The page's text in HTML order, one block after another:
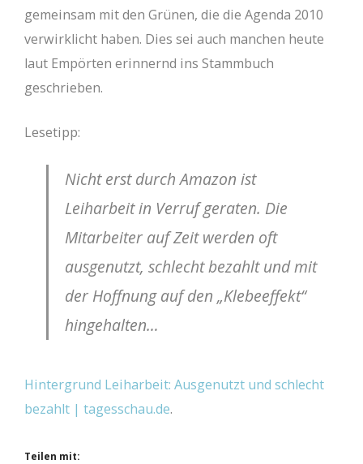
gemeinsam mit den Grünen, die die Agenda 2010
verwirklicht haben. Dies sei auch manchen heute
laut Empörten erinnernd ins Stammbuch
geschrieben.
Lesetipp:
Nicht erst durch Amazon ist
Leiharbeit in Verruf geraten. Die
Mitarbeiter auf Zeit werden oft
ausgenutzt, schlecht bezahlt und mit
der Hoffnung auf den „Klebeeffekt“
hingehalten…
Hintergrund Leiharbeit: Ausgenutzt und schlecht
bezahlt | tagesschau.de.
Teilen mit: